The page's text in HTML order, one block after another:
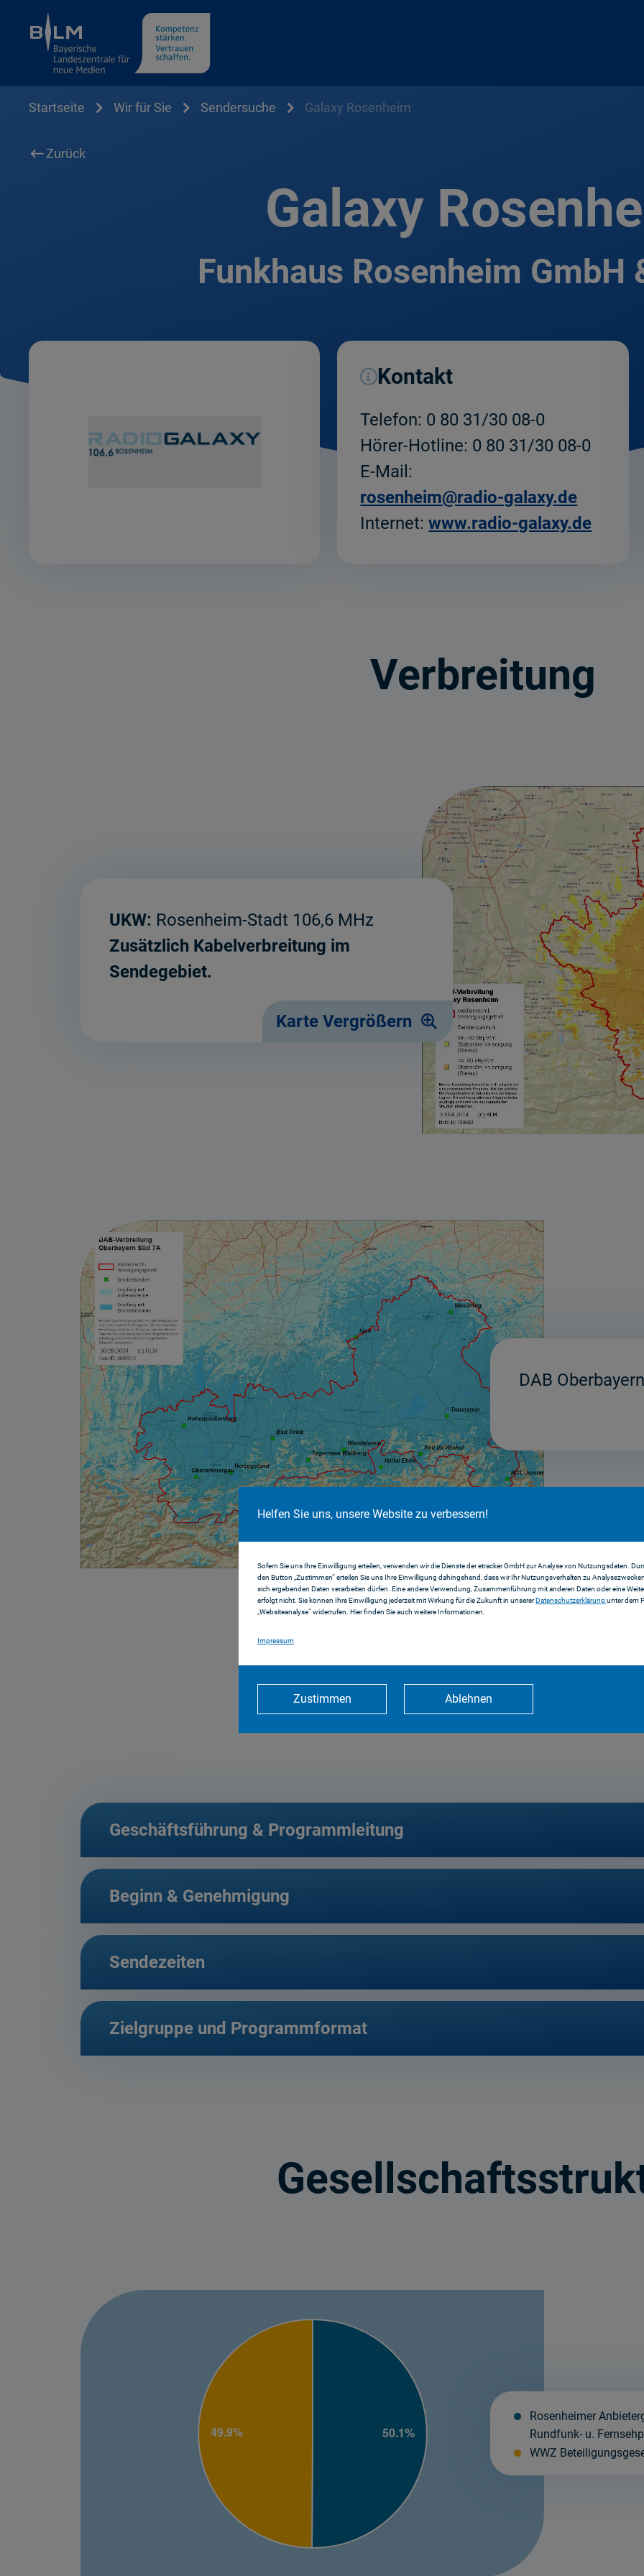
Cookie Hinweis
Helfen Sie uns, unsere Website zu verbessern!
Sofern Sie uns Ihre Einwilligung erteilen, verwenden wir die Dienste der etracker GmbH zur Analyse von Nutzungsdaten.
den Button „Zustimmen“ erteilen Sie uns Ihre Einwilligung dahingehend, dass wir Ihr Nutzungsverhalten zu
sich ergebenden Daten verarbeiten dürfen. Eine andere Verwendung, Zusammenführung mit anderen Daten oder eine
erfolgt nicht. Sie können Ihre Einwilligung jederzeit mit Wirkung für die Zukunft in unsererDatenschutzerklärung unter dem
„Websiteanalyse“ widerrufen. Hier finden Sie auch weitere Informationen.
Impressum
Zustimmen Ablehnen
Startseite Wir für Sie Sendersuche Galaxy Rosenheim
Zurück
Galaxy
Funkhaus Rosenheim GmbH
Kontakt
Telefon: 0 80 31/30 08-0
Hörer-Hotline: 0 80 31/30 08-0
E-Mail:
rosenheim@radio-galaxy.de
Internet: www.radio-galaxy.de
Verbreitung
UKW: Rosenheim-Stadt 106,6 MHz
Zusätzlich Kabelverbreitung im
Sendegebiet.
Karte Vergrößern
DAB
Zahlen und
Geschäftsführung & Programmleitung
Beginn & Genehmigung
Sendezeiten
Zielgruppe und Programmformat
Rosenheimer
Rundfunk- u.
WWZ